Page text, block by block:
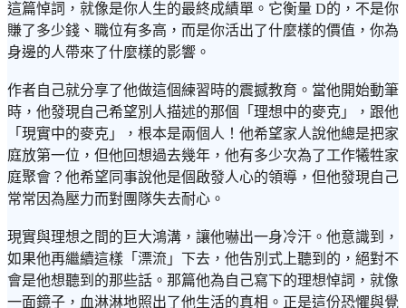
這篇悼詞，就像是你人生的最終成績單。它衡量 D的，不是你
賺了多少錢、職位有多高，而是你活出了什麼樣的價值，你為
身邊的人帶來了什麼樣的影響。
作者自己就分享了他做這個練習時的震撼教育。當他開始動筆
時，他發現自己希望別人描述的那個「理想中的麥克」，跟他
「現實中的麥克」，根本是兩個人！他希望家人說他總是把家
庭放第一位，但他回想過去幾年，他有多少次為了工作犧牲家
庭聚會？他希望同事說他是個啟發人心的領導，但他發現自己
常常因為壓力而對團隊失去耐心。
現實與理想之間的巨大鴻溝，讓他嚇出一身冷汗。他意識到，
如果他再繼續這樣「漂流」下去，他告別式上聽到的，絕對不
會是他想聽到的那些話。那篇他為自己寫下的理想悼詞，就像
一面鏡子，血淋淋地照出了他生活的真相。正是這份恐懼與覺